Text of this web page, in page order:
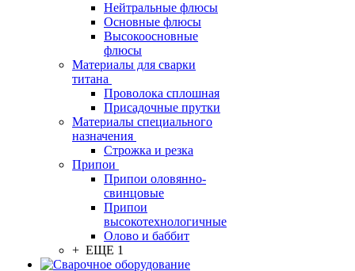
Нейтральные флюсы
Основные флюсы
Высокоосновные
флюсы
Материалы для сварки
титана
Проволока сплошная
Присадочные прутки
Материалы специального
назначения
Строжка и резка
Припои
Припои оловянно-
свинцовые
Припои
высокотехнологичные
Олово и баббит
+ ЕЩЕ 1